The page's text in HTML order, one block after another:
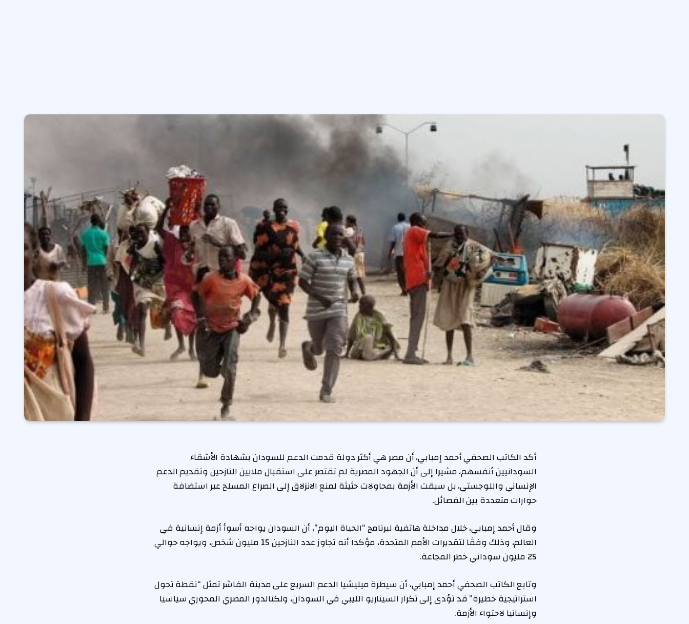
أكد الكاتب الصحفي أحمد إمبابي، أن مصر هي أكثر دولة قدمت الدعم للسودان بشهادة الأشقاء
السودانيين أنفسهم، مشيرا إلى أن الجهود المصرية لم تقتصر على استقبال ملايين النازحين وتقديم الدعم
الإنساني واللوجستي، بل سبقت الأزمة بمحاولات حثيثة لمنع الانزلاق إلى الصراع المسلح عبر استضافة
حوارات متعددة بين الفصائل.
وقال أحمد إمبابي، خلال مداخلة هاتفية لبرنامج “الحياة اليوم”، أن السودان يواجه أسوأ أزمة إنسانية في
العالم، وذلك وفقًا لتقديرات الأمم المتحدة، مؤكدا أنه تجاوز عدد النازحين 15 مليون شخص، ويواجه حوالي
25 مليون سوداني خطر المجاعة.
وتابع الكاتب الصحفي أحمد إمبابي، أن سيطرة ميليشيا الدعم السريع على مدينة الفاشر تمثل “نقطة تحول
استراتيجية خطيرة” قد تؤدى إلى تكرار السيناريو الليبي في السودان، ولكنالدور المصري المحوري سياسيا
وإنسانيا لاحتواء الأزمة.